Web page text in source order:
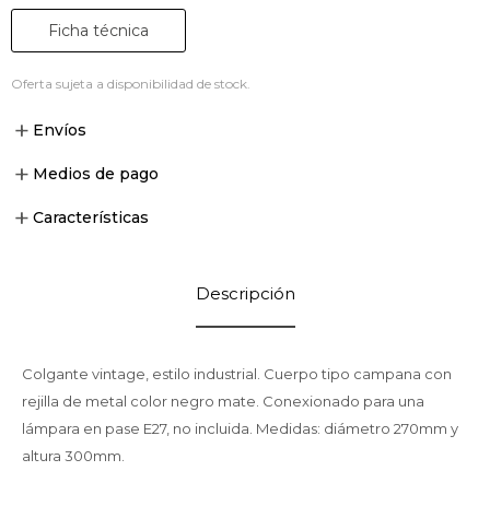
Ficha técnica
Oferta sujeta a disponibilidad de stock.
Envíos
Medios de pago
Características
Descripción
Colgante vintage, estilo industrial. Cuerpo tipo campana con
rejilla de metal color negro mate. Conexionado para una
lámpara en pase E27, no incluida. Medidas: diámetro 270mm y
altura 300mm.